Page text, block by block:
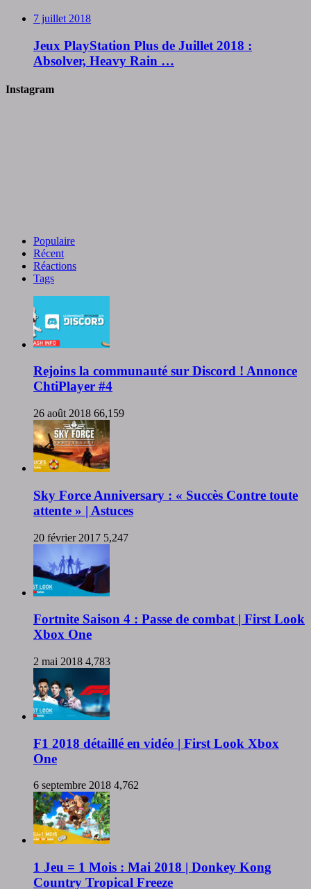
7 juillet 2018
Jeux PlayStation Plus de Juillet 2018 :
Absolver, Heavy Rain …
Instagram
Populaire
Récent
Réactions
Tags
Rejoins la communauté sur Discord ! Annonce
ChtiPlayer #4
26 août 2018 66,159
Sky Force Anniversary : « Succès Contre toute
attente » | Astuces
20 février 2017 5,247
Fortnite Saison 4 : Passe de combat | First Look
Xbox One
2 mai 2018 4,783
F1 2018 détaillé en vidéo | First Look Xbox
One
6 septembre 2018 4,762
1 Jeu = 1 Mois : Mai 2018 | Donkey Kong
Country Tropical Freeze